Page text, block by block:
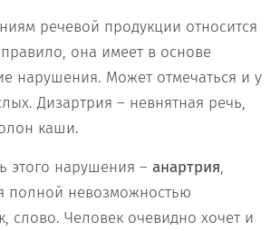
речевой продукции относится
она имеет в основе
нарушения. Может отмечаться и у
Дизартрия – невнятная речь,
каши.
этого нарушения – анартрия,
полной невозможностью
слово. Человек очевидно хочет и